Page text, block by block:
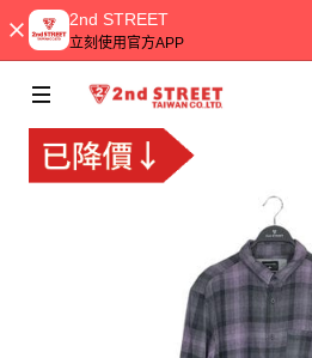
2nd STREET
立刻使用官方APP